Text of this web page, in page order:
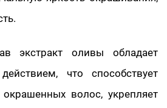
экстракт оливы обладает
что способствует
волос, укрепляет